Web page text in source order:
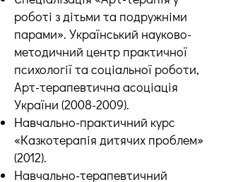
роботі з дітьми та подружніми
парами». Український науково-
методичний центр практичної
психології та соціальної роботи,
Арт-терапевтична асоціація
України (2008-2009).
Навчально-практичний курс
«Казкотерапія дитячих проблем»
(2012).
Навчально-терапевтичний